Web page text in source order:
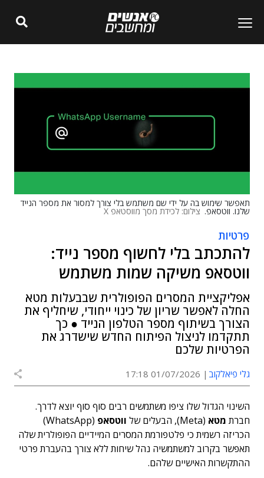
תאפשר שימוש בה על ידי שם משתמש בלי צורך למסור את מספר הנייד
שלנו. ווטסאפ. צילום: לכידת מסך מווסטאפ X
פרטיות
להתכתב בלי לחשוף מספר נייד:
ווטסאפ משיקה שמות משתמש
אפליקציית המסרים הפופולרית שבבעלות מטא
החלה לאפשר שריון של כינוי ייחודי, שיחליף את
הצורך בשיתוף מספר הטלפון הנייד ● כך
תתקדמו לניצול הפיתוח החדש שישדרג את
הפרטיות שלכם
גלי פיאלקוב 01/07/2026 17:18
השינוי הגדול שלו ציפו משתמשים רבים סוף סוף יוצא לדרך.
חברת מטא (Meta), הבעלים של ווטסאפ (WhatsApp)
הכריזה רשמית כי פלטפורמת המסרים המיידיים הפופולרית שלה
תאפשר בקרוב למשתמשיה נהל שיחות ללא צורך בהעברת פרטי
ההתקשרות האישיים שלהם.